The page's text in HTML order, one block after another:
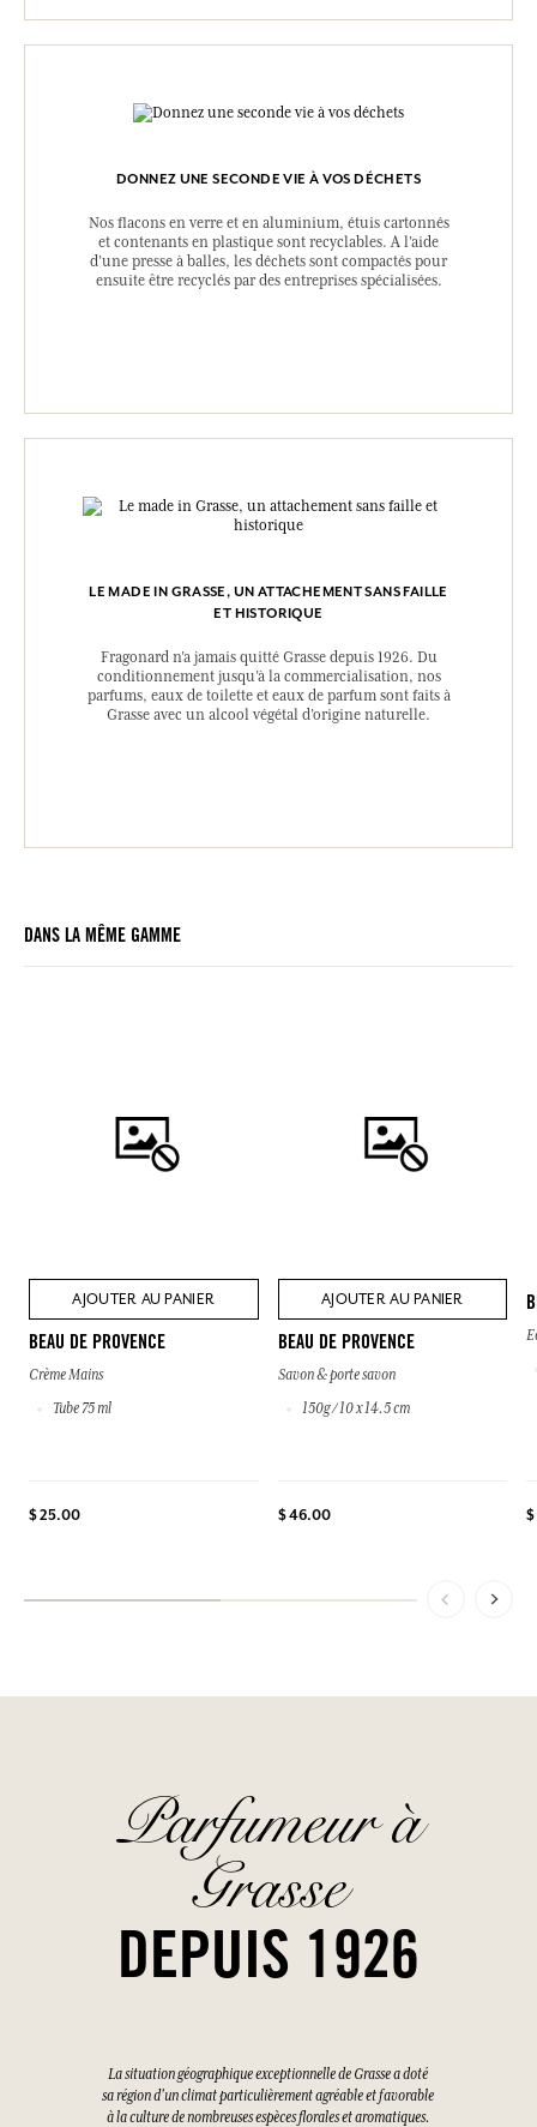
DONNEZ UNE SECONDE VIE À VOS DÉCHETS
Nos flacons en verre et en aluminium, étuis cartonnés
et contenants en plastique sont recyclables. A l’aide
d’une presse à balles, les déchets sont compactés pour
ensuite être recyclés par des entreprises spécialisées.
LE MADE IN GRASSE, UN ATTACHEMENT SANS FAILLE
ET HISTORIQUE
Fragonard n’a jamais quitté Grasse depuis 1926. Du
conditionnement jusqu’à la commercialisation, nos
parfums, eaux de toilette et eaux de parfum sont faits à
Grasse avec un alcool végétal d’origine naturelle.
DANS LA MÊME GAMME
AJOUTER AU PANIER
BEAU DE PROVENCE
Crème Mains
Tube 75 ml
$ 25.00
AJOUTER AU PANIER
BEAU DE PROVENCE
Savon & porte savon
150g / 10 x 14.5 cm
$ 46.00
Parfumeur à
Grasse
DEPUIS 1926
La situation géographique exceptionnelle de Grasse a doté
sa région d'un climat particulièrement agréable et favorable
à la culture de nombreuses espèces florales et aromatiques.